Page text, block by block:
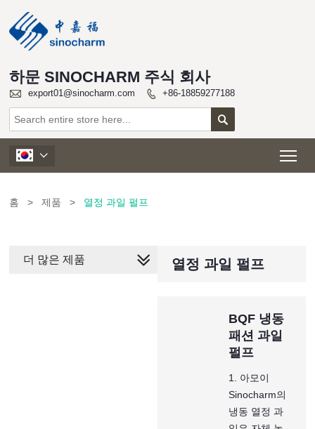
하문 SINOCHARM 주식 회사
 export01@sinocharm.com  +86-18859277188


홈 > 제품 > 열정 과일 펄프
열정 과일 펄프
BQF 냉동
패션 과일
펄프
1. 아모이
Sinocharm의
냉동 열정 과
더 많은 제품